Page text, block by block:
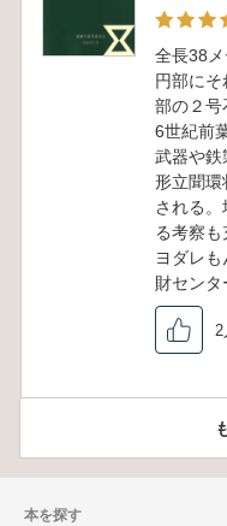
全長38
円部に
部の２号
6世紀前
武器や鉄
形立聞環
される
る考察
ヨダレ
財センタ
本を探す